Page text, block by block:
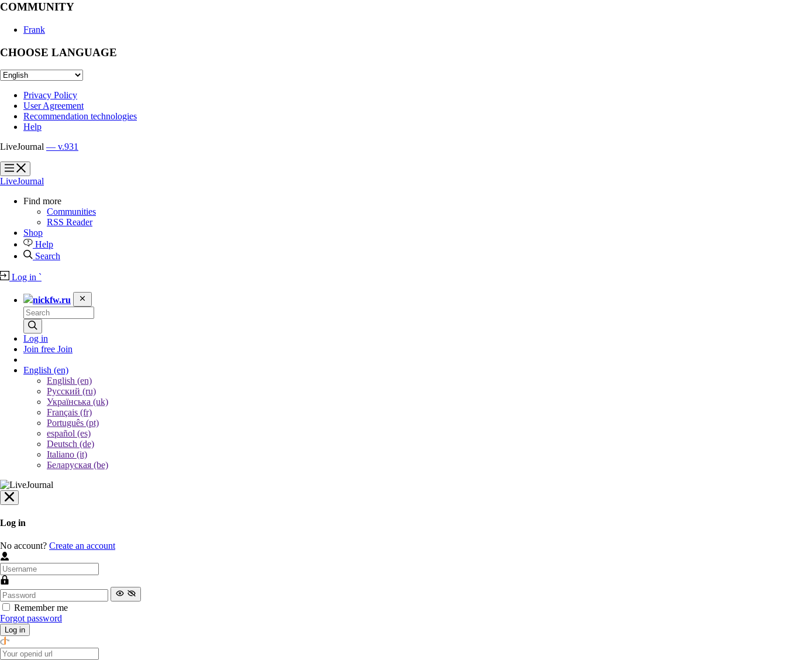
COMMUNITY
Frank
CHOOSE LANGUAGE
Privacy Policy
User Agreement
Recommendation technologies
Help
LiveJournal — v.931
?
?
LiveJournal
Find more
Communities
RSS Reader
Shop
Help
Search
Log in `
nickfw.ru
Log in
Join free Join
English (en)
English (en)
Русский (ru)
Українська (uk)
Français (fr)
Português (pt)
español (es)
Deutsch (de)
Italiano (it)
Беларуская (be)
Log in
No account? Create an account
Remember me
Forgot password
Log in